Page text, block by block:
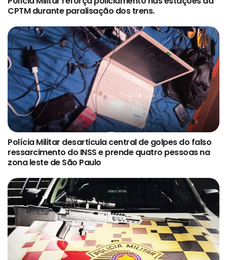
CPTM durante paralisação dos trens.
Polícia Militar desarticula central de golpes do falso
ressarcimento do INSS e prende quatro pessoas na
zona leste de São Paulo